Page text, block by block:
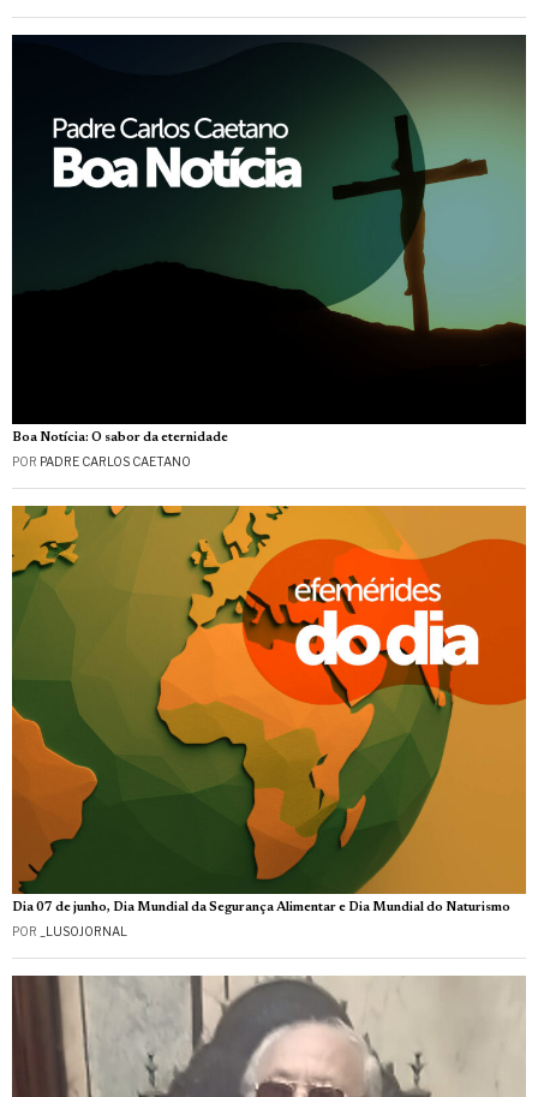
Boa Notícia: O sabor da eternidade
POR PADRE CARLOS CAETANO
Dia 07 de junho, Dia Mundial da Segurança Alimentar e Dia Mundial do Naturismo
POR _LUSOJORNAL